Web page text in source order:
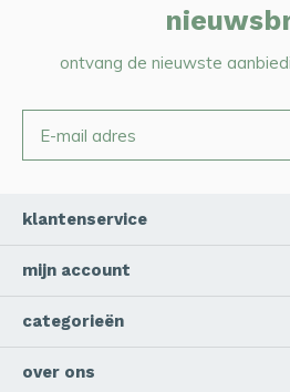
ontvang de nieuwste
klantenservice
mijn account
categorieën
over ons